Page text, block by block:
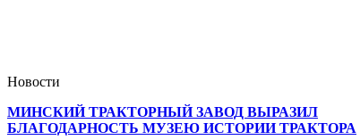
Новости
МИНСКИЙ ТРАКТОРНЫЙ ЗАВОД ВЫРАЗИЛ
БЛАГОДАРНОСТЬ МУЗЕЮ ИСТОРИИ ТРАКТОРА